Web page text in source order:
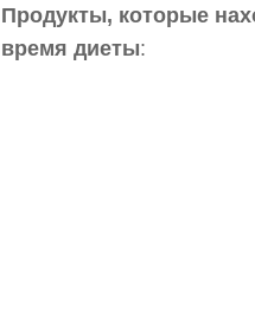
Продукты, которые
время диеты: